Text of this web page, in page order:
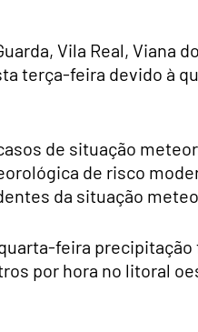
Vila Real, Viana
terça-feira devido à
de situação
de risco
da situação
feira
por hora no litoral